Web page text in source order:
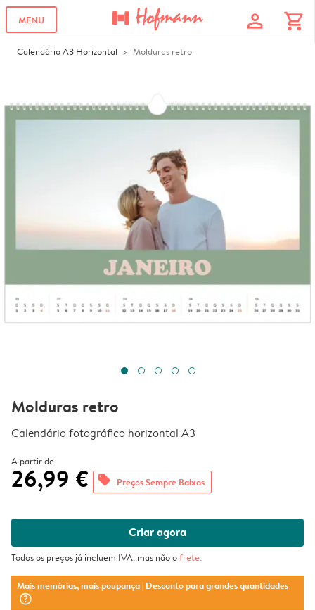
MENU profile shopping_cart
Calendário A3 Horizontal Molduras retro
Molduras retro
Calendário fotográfico horizontal A3
A partir de
26,99 € offers Preços Sempre Baixos
Criar agora
Todos os preços já incluem IVA, mas não ofrete.
Mais memórias, mais poupança| Desconto para grandes quantidades
question_mark_circle